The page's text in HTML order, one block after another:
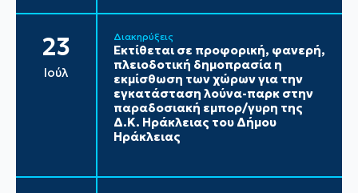
23
Ιούλ
Διακηρύξεις
Εκτίθεται σε προφορική, φανερή,
πλειοδοτική δημοπρασία η
εκμίσθωση των χώρων για την
εγκατάσταση λούνα-παρκ στην
παραδοσιακή εμπορ/γυρη της
Δ.Κ. Ηράκλειας του Δήμου
Ηράκλειας